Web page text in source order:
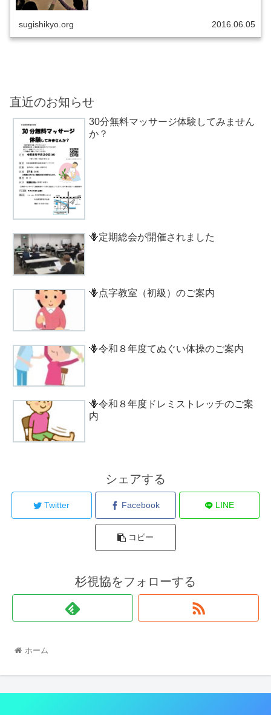
sugishikyo.org 2016.06.05
直近のお知らせ
30分無料マッサージ体験してみません
か？
🪻定期総会が開催されました
🪻点字教室（初級）のご案内
🪻令和８年度てぬぐい体操のご案内
🪻令和８年度ドレミストレッチのご案
内
シェアする
Twitter Facebook LINE
コピー
杉視協をフォローする
ホーム